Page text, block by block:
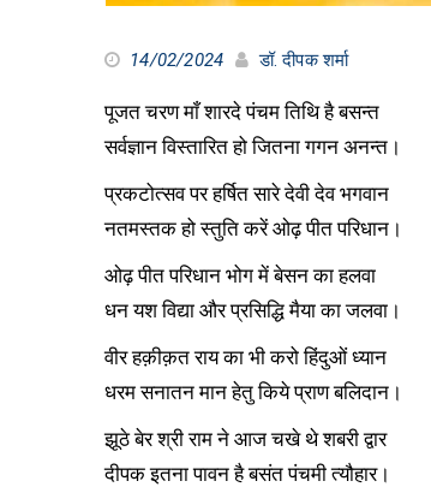
14/02/2024 डॉ. दीपक शर्मा
पूजत चरण माँ शारदे पंचम तिथि है बसन्त
सर्वज्ञान विस्तारित हो जितना गगन अनन्त।
प्रकटोत्सव पर हर्षित सारे देवी देव भगवान
नतमस्तक हो स्तुति करें ओढ़ पीत परिधान।
ओढ़ पीत परिधान भोग में बेसन का हलवा
धन यश विद्या और प्रसिद्धि मैया का जलवा।
वीर हक़ीक़त राय का भी करो हिंदुओं ध्यान
धरम सनातन मान हेतु किये प्राण बलिदान।
झूठे बेर श्री राम ने आज चखे थे शबरी द्वार
दीपक इतना पावन है बसंत पंचमी त्यौहार।